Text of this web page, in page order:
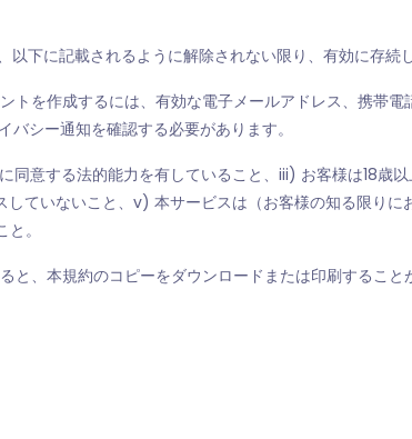
下に記載されるように解除されない限り、有効に存続し
を作成するには、有効な電子メールアドレス、携帯電
シー通知を確認する必要があります。
意する法的能力を有していること、iii) お客様は18歳以
ていないこと、v) 本サービスは（お客様の知る限りに
。
、本規約のコピーをダウンロードまたは印刷すること